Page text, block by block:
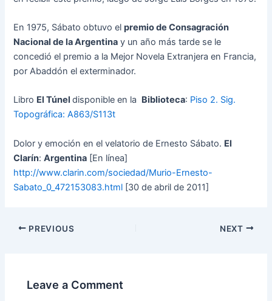
En 1975, Sábato obtuvo elpremio de Consagración
Nacional de la Argentina y un año más tarde se le
concedió el premio a la Mejor Novela Extranjera en Francia,
por Abaddón el exterminador.
Libro El Túneldisponible en la Biblioteca: Piso 2. Sig.
Topográfica: A863/S113t
Dolor y emoción en el velatorio de Ernesto Sábato. El
Clarín:Argentina [En línea]
http://www.clarin.com/sociedad/Murio-Ernesto-
Sabato_0_472153083.html [30 de abril de 2011]
PREVIOUS NEXT
Leave a Comment